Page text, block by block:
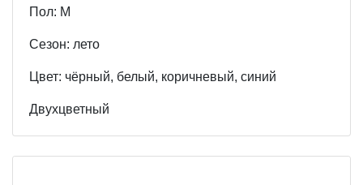
Пол: М
Cезон: лето
Цвет: чёрный, белый, коричневый, синий
Двухцветный